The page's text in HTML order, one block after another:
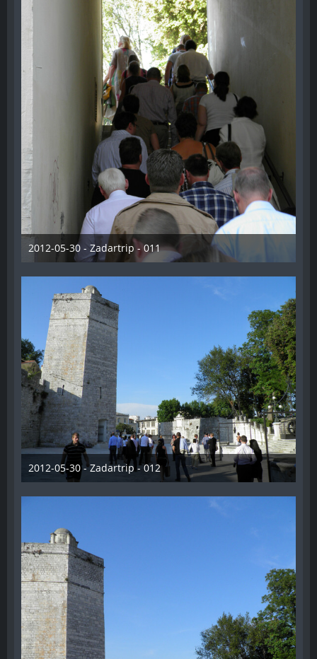
2012-05-30 - Zadartrip - 011
28. Dezember 2012
2012-05-30 - Zadartrip - 012
28. Dezember 2012